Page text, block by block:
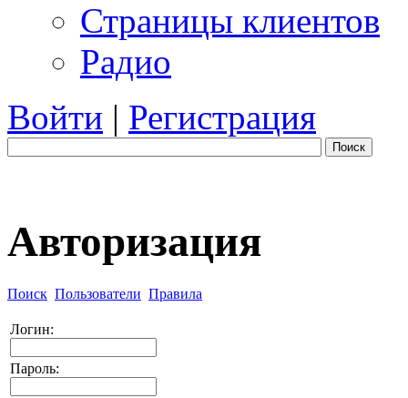
Страницы клиентов
Радио
Войти | Регистрация
Поиск
Авторизация
Поиск Пользователи Правила
Логин:
Пароль: